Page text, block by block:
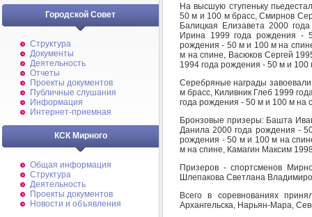
Городской Совет
Структура
Документы
Деятельность
Отчеты
Проекты документов
Публичные слушания
Информация
Интернет-приемная
КСК Мирного
Общая информация
Структура
Деятельность
Проекты документов
Новости и объявления
На высшую ступеньку
50 м и 100 м брасс, Смирнов
Балицкая Елизавета 2000
Ирина 1999 года рождения -
рождения - 50 м и 100 м на
м на спине, Васюков Сергей
1994 года рождения - 50 м и 100
Серебряные награды
м брасс, Киливник Глеб 1999
года рождения - 50 м и 100 м на
Бронзовые призеры: Башта
Данила 2000 года рождения -
рождения - 50 м и 100 м на
м на спине, Камагин Максим
Призеров - спортсменов
Шлепакова Светлана
Всего в соревнованиях
Архангельска, Нарьян-Мара,